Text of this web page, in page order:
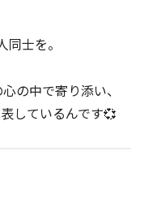
士を。
の中で寄り添い、
しているんです💞